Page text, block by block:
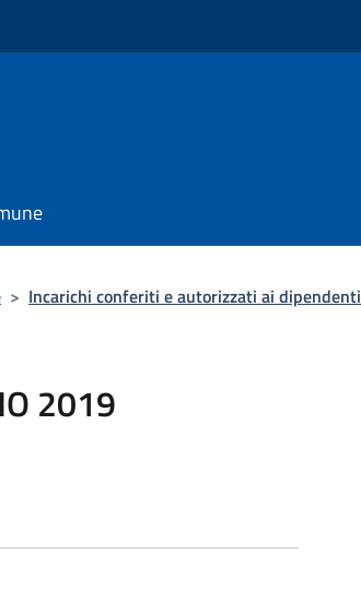
> Incarichi conferiti e autorizzati ai dipendenti
2019